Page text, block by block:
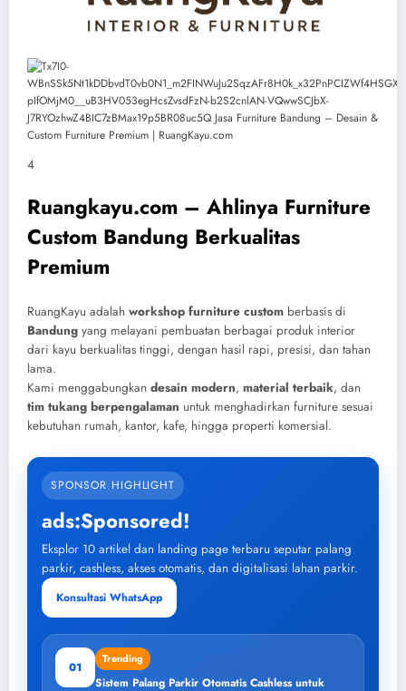
4
Ruangkayu.com – Ahlinya Furniture
Custom Bandung Berkualitas
Premium
RuangKayu adalah workshop furniture custom berbasis di
Bandung yang melayani pembuatan berbagai produk interior
dari kayu berkualitas tinggi, dengan hasil rapi, presisi, dan tahan
lama.
Kami menggabungkan desain modern, material terbaik, dan
tim tukang berpengalaman untuk menghadirkan furniture sesuai
kebutuhan rumah, kantor, kafe, hingga properti komersial.
SPONSOR HIGHLIGHT
ads:Sponsored!
Eksplor 10 artikel dan landing page terbaru seputar palang
parkir, cashless, akses otomatis, dan digitalisasi lahan parkir.
Konsultasi WhatsApp
01
Trending
Sistem Palang Parkir Otomatis Cashless untuk